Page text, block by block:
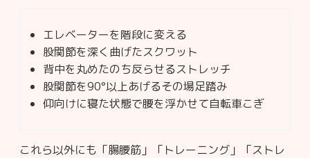
エレベーターを階段に変える
股関節を深く曲げたスクワット
背中を丸めたのち反らせるストレッチ
股関節を90°以上あげるその場足踏み
仰向けに寝た状態で腰を浮かせて自転車こぎ
これら以外にも「腸腰筋」「トレーニング」「ストレ